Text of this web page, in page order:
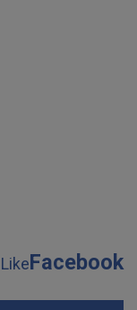
LikeFacebook